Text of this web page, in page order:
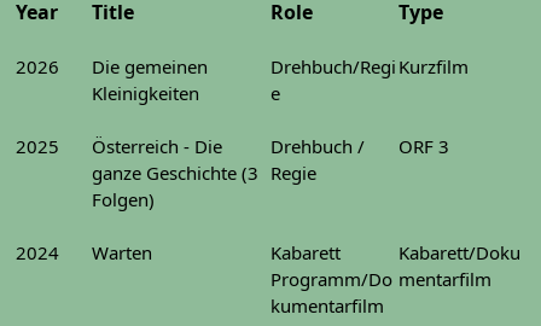
Year Title Role Type
2026
Die gemeinen
Kleinigkeiten
Drehbuch/Regi
e
Kurzfilm
2025
Österreich - Die
ganze Geschichte (3
Folgen)
Drehbuch /
Regie
ORF 3
2024 Warten
Kabarett
Programm/Do
kumentarfilm
Kabarett/Doku
mentarfilm